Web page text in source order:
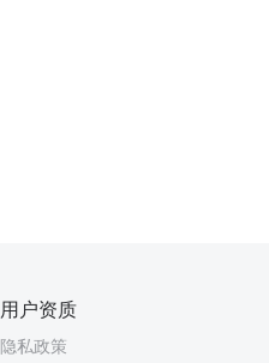
用户资质
隐私政策